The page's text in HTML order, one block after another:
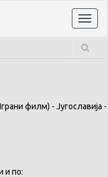
филм) - Југославија -
и по: